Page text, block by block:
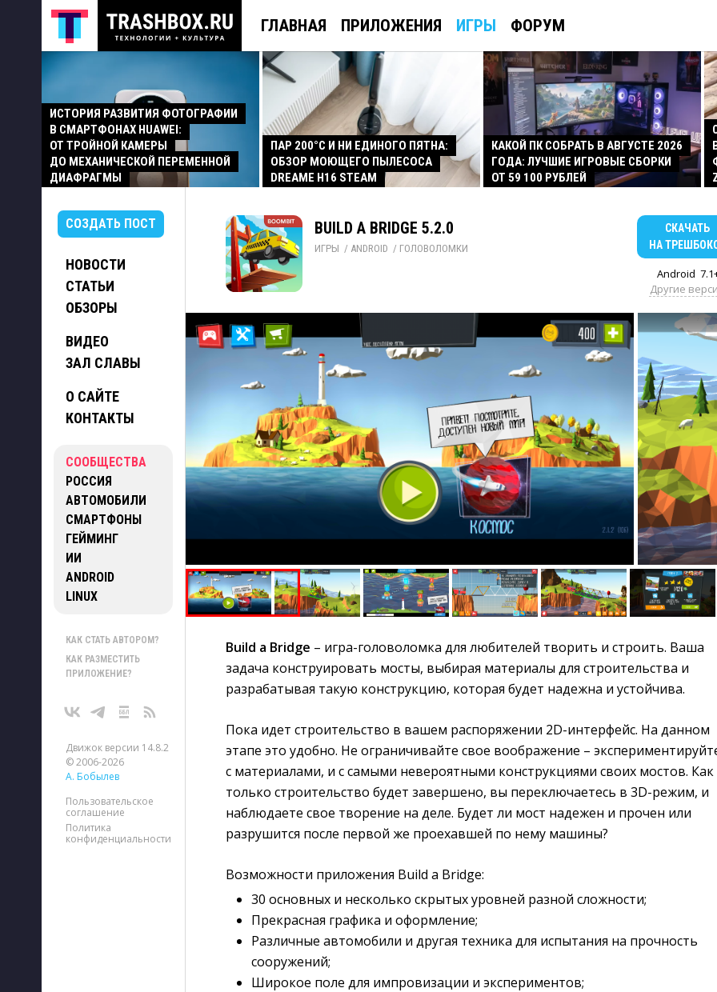
ГЛАВНАЯ ПРИЛОЖЕНИЯ ИГРЫ ФОРУМ
ИСТОРИЯ РАЗВИТИЯ ФОТОГРАФИИ
В СМАРТФОНАХ HUAWEI:
ОТ ТРОЙНОЙ КАМЕРЫ
ДО МЕХАНИЧЕСКОЙ ПЕРЕМЕННОЙ
ДИАФРАГМЫ
ПАР 200°C И НИ ЕДИНОГО ПЯТНА:
ОБЗОР МОЮЩЕГО ПЫЛЕСОСА
DREAME H16 STEAM
КАКОЙ ПК СОБРАТЬ В АВГУСТЕ 2026
ГОДА: ЛУЧШИЕ ИГРОВЫЕ СБОРКИ
ОТ 59 100 РУБЛЕЙ
СОЗДАТЬ ПОСТ
НОВОСТИ
СТАТЬИ
ОБЗОРЫ
ВИДЕО
ЗАЛ СЛАВЫ
О САЙТЕ
КОНТАКТЫ
СООБЩЕСТВА
РОССИЯ
АВТОМОБИЛИ
СМАРТФОНЫ
ГЕЙМИНГ
ИИ
ANDROID
LINUX
КАК СТАТЬ АВТОРОМ?
КАК РАЗМЕСТИТЬ
ПРИЛОЖЕНИЕ?
Движок версии 14.8.2
© 2006-2026
А. Бобылев
Пользовательское
соглашение
Политика
конфиденциальности
BUILD A BRIDGE 5.2.0
ИГРЫ / ANDROID / ГОЛОВОЛОМКИ
СКАЧАТЬ
НА
Android
Другие
Build a Bridge – игра-головоломка для любителей творить и строить. Ваша
задача конструировать мосты, выбирая материалы для строительства и
разрабатывая такую конструкцию, которая будет надежна и устойчива.
Пока идет строительство в вашем распоряжении 2D-интерфейс. На данном
этапе это удобно. Не ограничивайте свое воображение –
с материалами, и с самыми невероятными конструкциями своих мостов. Как
только строительство будет завершено, вы переключаетесь в 3D-режим, и
наблюдаете свое творение на деле. Будет ли мост надежен и прочен или
разрушится после первой же проехавшей по нему машины?
Возможности приложения Build a Bridge:
30 основных и несколько скрытых уровней разной сложности;
Прекрасная графика и оформление;
Различные автомобили и другая техника для испытания на прочность
сооружений;
Широкое поле для импровизации и экспериментов;